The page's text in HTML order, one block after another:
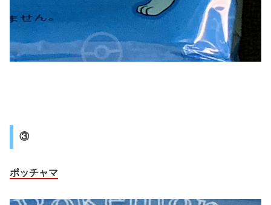
③
ポッチャマ